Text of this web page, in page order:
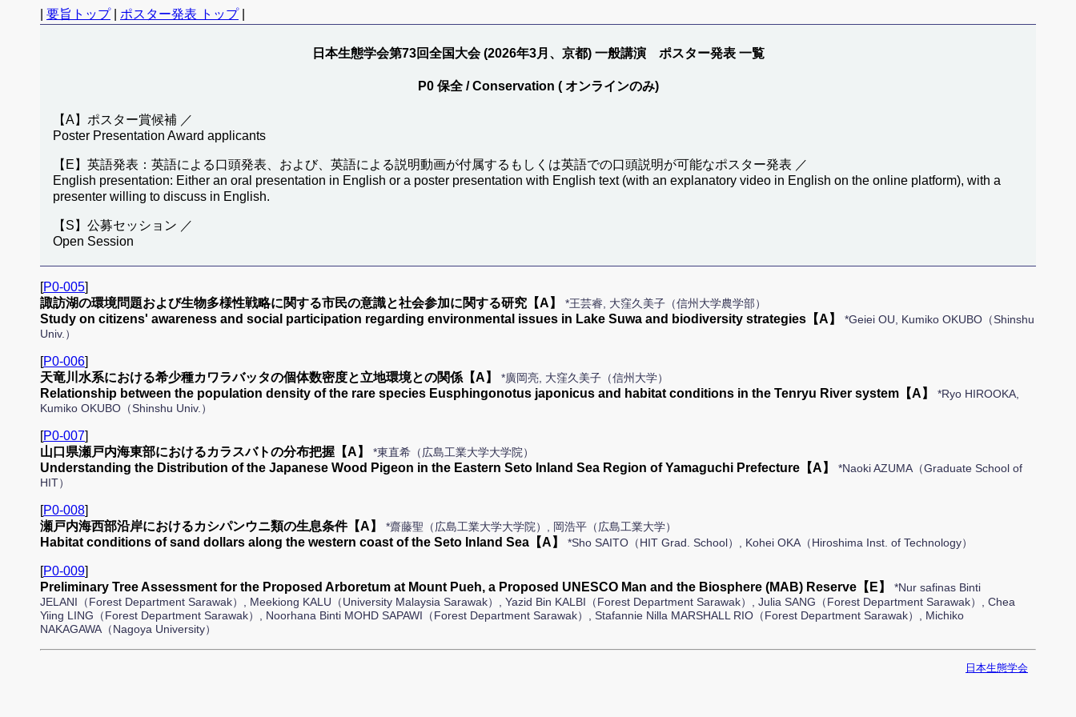
要旨トップ| ポスター発表 トップ|
日本生態学会第73回全国大会 (2026年3月、京都) 一般講演 ポスター発表 一覧
P0 保全 / Conservation ( オンラインのみ)
【A】ポスター賞候補 ／
Poster Presentation Award applicants
【E】英語発表：英語による口頭発表、および、英語による説明動画が付属するもしくは英語での口頭説明が可能なポスター発表 ／
English presentation: Either an oral presentation in English or a poster presentation with English text (with an explanatory video in English on the online platform), with a
presenter willing to discuss in English.
【S】公募セッション ／
Open Session
[P0-005]
諏訪湖の環境問題および生物多様性戦略に関する市民の意識と社会参加に関する研究【A】
*王芸睿, 大窪久美子（信州大学農学部）
Study on citizens' awareness and social participation regarding environmental issues in Lake Suwa and biodiversity strategies【A】
*Geiei OU, Kumiko OKUBO（Shinshu
Univ.）
[P0-006]
天竜川水系における希少種カワラバッタの個体数密度と立地環境との関係【A】
*廣岡亮, 大窪久美子（信州大学）
Relationship between the population density of the rare species Eusphingonotus japonicus and habitat conditions in the Tenryu River system【A】
*Ryo HIROOKA,
Kumiko OKUBO（Shinshu Univ.）
[P0-007]
山口県瀬戸内海東部におけるカラスバトの分布把握【A】
*東直希（広島工業大学大学院）
Understanding the Distribution of the Japanese Wood Pigeon in the Eastern Seto Inland Sea Region of Yamaguchi Prefecture【A】
*Naoki AZUMA（Graduate School of
HIT）
[P0-008]
瀬戸内海西部沿岸におけるカシパンウニ類の生息条件【A】
*齋藤聖（広島工業大学大学院）, 岡浩平（広島工業大学）
Habitat conditions of sand dollars along the western coast of the Seto Inland Sea【A】 *Sho SAITO（HIT Grad. School）, Kohei OKA（Hiroshima Inst. of Technology）
[P0-009]
Preliminary Tree Assessment for the Proposed Arboretum at Mount Pueh, a Proposed UNESCO Man and the Biosphere (MAB) Reserve【E】
*Nur safinas Binti
JELANI（Forest Department Sarawak）, Meekiong KALU（University Malaysia Sarawak）, Yazid Bin KALBI（Forest Department Sarawak）, Julia SANG（Forest Department Sarawak）, Chea
Yiing LING（Forest Department Sarawak）, Noorhana Binti MOHD SAPAWI（Forest Department Sarawak）, Stafannie Nilla MARSHALL RIO（Forest Department Sarawak）, Michiko
NAKAGAWA（Nagoya University）
日本生態学会